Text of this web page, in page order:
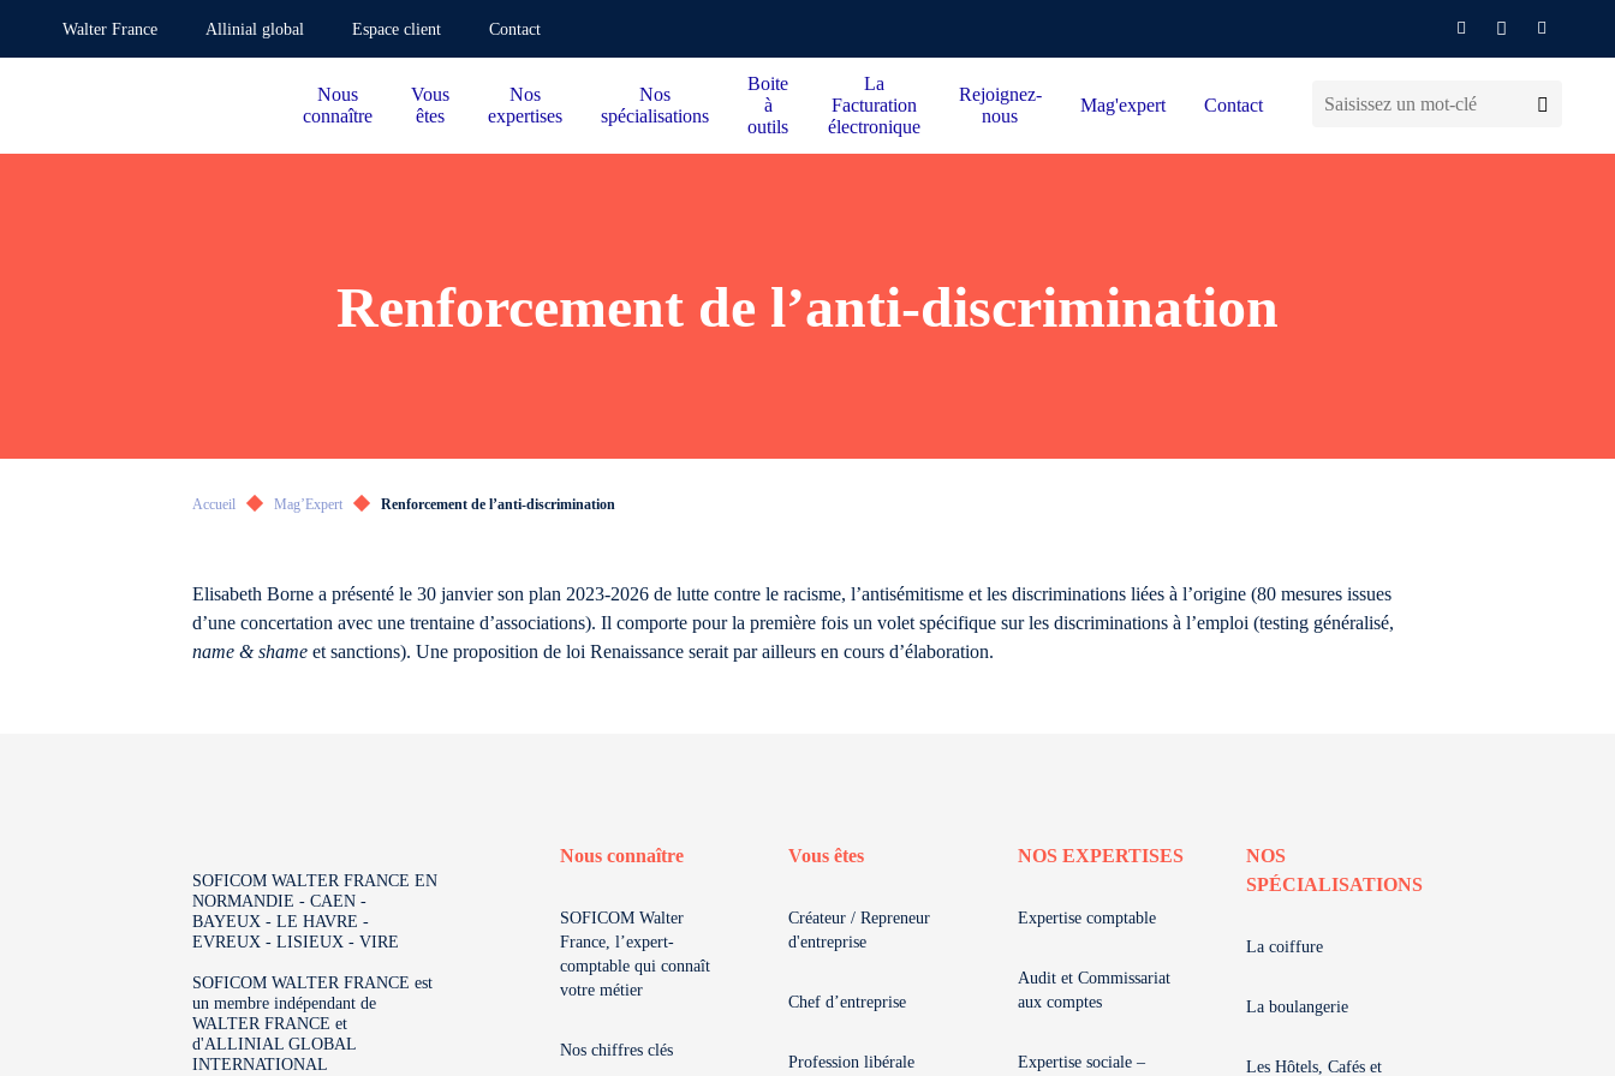
Walter France Allinial global Espace client Contact
Nous
connaître
Vous
êtes
Nos
expertises
Nos
spécialisations
Boite
à
outils
La
Facturation
électronique
Rejoignez-
nous
Mag'expert Contact
Renforcement de l’anti-discrimination
Accueil Mag’Expert Renforcement de l’anti-discrimination
Elisabeth Borne a présenté le 30 janvier son plan 2023-2026 de lutte contre le racisme, l’antisémitisme et les discriminations liées à l’origine (80 mesures issues
d’une concertation avec une trentaine d’associations). Il comporte pour la première fois un volet spécifique sur les discriminations à l’emploi (testing généralisé,
name & shame et sanctions). Une proposition de loi Renaissance serait par ailleurs en cours d’élaboration.
SOFICOM WALTER FRANCE EN
NORMANDIE - CAEN -
BAYEUX - LE HAVRE -
EVREUX - LISIEUX - VIRE
SOFICOM WALTER FRANCE est
un membre indépendant de
WALTER FRANCE et
d'ALLINIAL GLOBAL
INTERNATIONAL
Nous connaître
SOFICOM Walter
France, l’expert-
comptable qui connaît
votre métier
Nos chiffres clés
Vous êtes
Créateur / Repreneur
d'entreprise
Chef d’entreprise
Profession libérale
NOS EXPERTISES
Expertise comptable
Audit et Commissariat
aux comptes
Expertise sociale –
NOS
SPÉCIALISATIONS
La coiffure
La boulangerie
Les Hôtels, Cafés et